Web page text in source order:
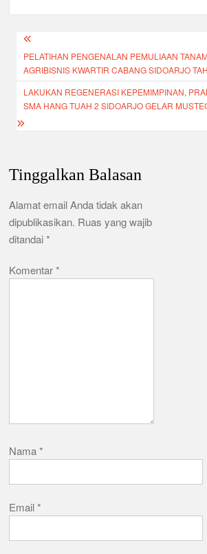
o
o
k
p
p
Navigasi
pos
PELATIHAN PENGENALAN PEMULIAAN
AGRIBISNIS KWARTIR CABANG SIDOARJO
LAKUKAN REGENERASI KEPEMIMPINAN,
SMA HANG TUAH 2 SIDOARJO GELAR
Tinggalkan Balasan
Alamat email Anda tidak akan
dipublikasikan. Ruas yang wajib
ditandai*
Komentar*
Nama*
Email*